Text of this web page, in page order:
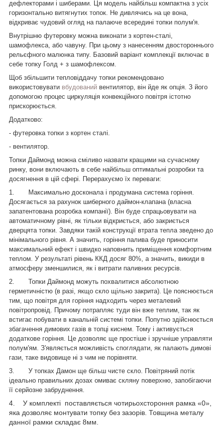
дефлекторами і шиберами. Ця модель найбільш компактна з усіх
горизонтально витягнутих топок. Не дивлячись на це вона,
відкриває чудовий огляд на палаюче всередині топки полум'я.
Внутрішню футеровку можна виконати з кортен-сталі,
шамофлекса, або чавуну. При цьому з нанесенням двостороннього
рельєфного малюнка типу. Базовий варіант комплекції включає в
себе топку Голд + з шамофлексом.
Щоб збільшити тепловіддачу топки рекомендовано
використовувати вбудований вентилятор, він йде як опція. З його
допомогою процес циркуляція конвекційного повітря істотно
прискорюється.
Додатково:
- футеровка топки з кортен сталі.
- вентилятор.
Топки Даймонд можна сміливо назвати кращими на сучасному
ринку, вони включають в себе найбільш оптимальні розробки та
досягнення в цій сфері. Перерахуємо їх переваги:
1.
Максимально досконала і продумана система горіння.
Досягається за рахунок шиберного даймон-клапана (власна
запатентована розробка компанії). Він буде спрацьовувати на
автоматичному рівні, як тільки відкриється, або закриється
дверцята топки. Завдяки такій конструкції втрата тепла зведено до
мінімального рівня. А значить, горіння палива буде приносити
максимальний ефект і швидко наповнить приміщення комфортним
теплом. У результаті рівень ККД досяг 80%, а значить, викиди в
атмосферу зменшилися, як і витрати паливних ресурсів.
2.
Топки Даймонд можуть похвалитися абсолютною
герметичністю (в разі, якщо скло щільно закрита). Це пояснюється
тим, що повітря для горіння надходить через металевий
повітропровід. Причому потрапляє туди він вже теплим, так як
встигає побувати в канальній системі топки. Попутно здійснюється
збагачення димових газів в топці киснем. Тому і активується
додаткове горіння. Це дозволяє ще простіше і зручніше управляти
полум'ям. З'являється можливість споглядати, як палають димові
гази, таке видовище ні з чим не порівняти.
3.
У топках Дамон ще більш чисте скло. Повітряний потік
ідеально правильних дозах омиває скляну поверхню, запобігаючи
її серйозне забруднення.
4. У комплекті поставляється чотирьохстороння рамка «0»,
яка дозволяє монтувати топку без зазорів. Товщина металу
данної рамки складає 8мм.